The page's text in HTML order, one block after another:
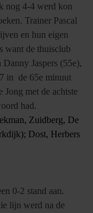
nog 4-4 werd kon
Trainer Pascal
en hun eigen
want de thuisclub
Jaspers (55e),
in de 65e minuut
Jong met de achtste
had.
Zuidberg, De
Dost, Herbers
0-2 stand aan.
lijn werd na de